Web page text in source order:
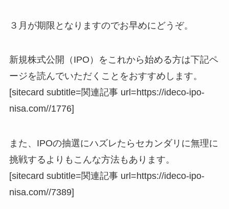
３月が期限となりますのでお早めにどうぞ。
新規株式公開（IPO）をこれから始める方は下記ペ
ージを読んでいただくことをおすすめします。
[sitecard subtitle=関連記事 url=https://ideco-ipo-
nisa.com//1776]
また、IPOの抽選にハズレたらセカンダリに無理に
挑戦するよりもこんな方法もあります。
[sitecard subtitle=関連記事 url=https://ideco-ipo-
nisa.com//7389]